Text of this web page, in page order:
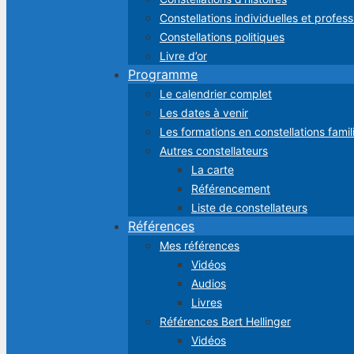
Constellations individuelles et
Constellations politiques
Livre d’or
Programme
Le calendrier complet
Les dates à venir
Les formations en constellations
Autres constellateurs
La carte
Référencement
Liste de constellateurs
Références
Mes références
Vidéos
Audios
Livres
Références Bert Hellinger
Vidéos